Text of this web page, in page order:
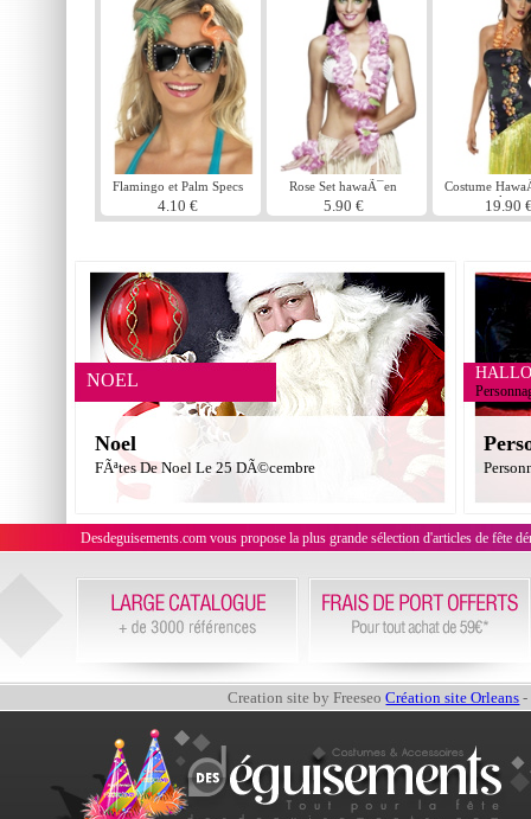
Flamingo et Palm Specs
4.10 €
Rose Set hawaÃ¯en
5.90 €
Costume
19.90
NOEL
Noel
FÃªtes De Noel Le 25 DÃ©cembre
Desdeguisements.com vous propose la plus grande sélection d'articles de fête
Creation site by FreeseoCréation site Orleans -